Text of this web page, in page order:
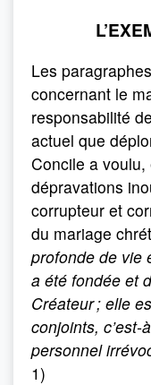
Les
concernant le
responsabilité
actuel que
Concile a
dépravations
corrupteur et
du mariage
profonde de vie
a été fondée et
Créateur ; elle
conjoints,
personnel
1)